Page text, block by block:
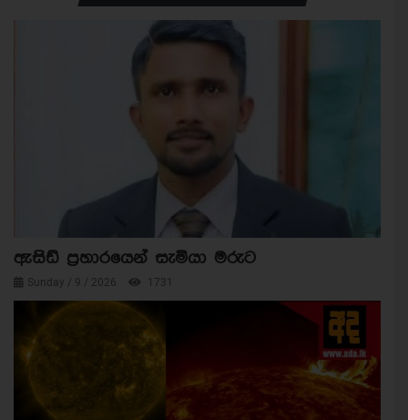
ඇසිඩ් ප්‍රහාරයෙන් සැමියා මරුට
Sunday / 9 / 2026 1731